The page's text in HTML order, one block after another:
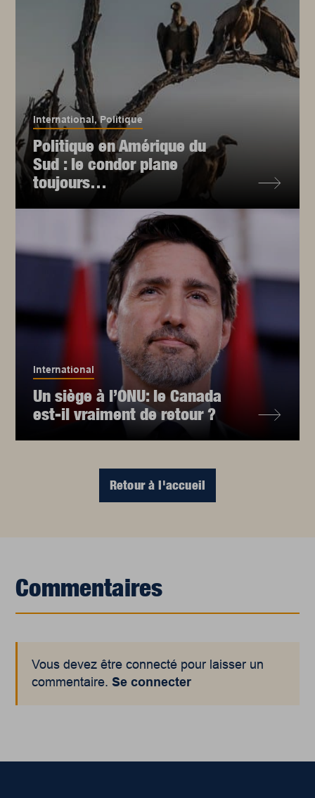
International,Politique
Politique en Amérique du
Sud : le condor plane
toujours…
International
Un siège à l’ONU: le Canada
est-il vraiment de retour ?
Retour à l'accueil
Commentaires
Vous devez être connecté pour laisser un
commentaire.Se connecter